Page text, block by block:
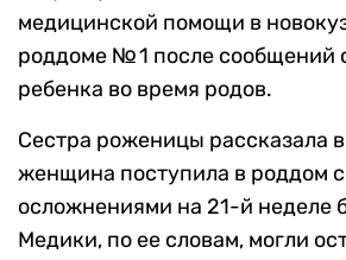
медицинской помощи в
роддоме № 1 после сообщений
ребенка во время родов.
Сестра роженицы рассказала в
женщина поступила в роддом
осложнениями на 21-й неделе
Медики, по ее словам, могли